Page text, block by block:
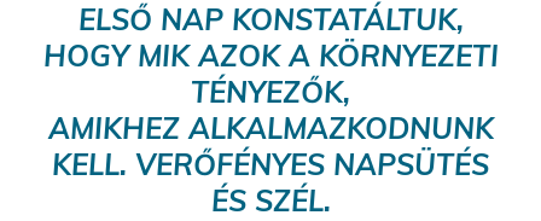
ELSŐ NAP KONSTATÁLTUK,
HOGY MIK AZOK A KÖRNYEZETI
TÉNYEZŐK,
AMIKHEZ ALKALMAZKODNUNK
KELL. VERŐFÉNYES NAPSÜTÉS
ÉS SZÉL.